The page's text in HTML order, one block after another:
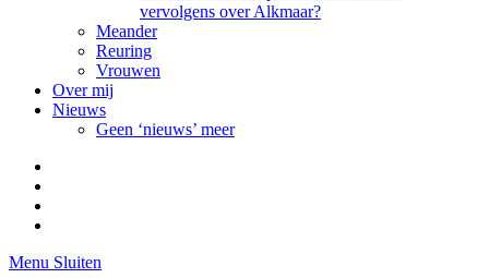
vervolgens over Alkmaar?
Meander
Reuring
Vrouwen
Over mij
Nieuws
Geen ‘nieuws’ meer
Menu Sluiten